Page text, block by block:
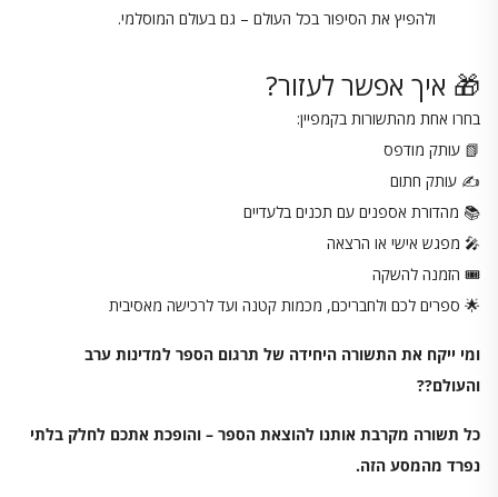
ולהפיץ את הסיפור בכל העולם – גם בעולם המוסלמי.
🎁 איך אפשר לעזור?
בחרו אחת מהתשורות בקמפיין:
📗 עותק מודפס
✍️ עותק חתום
📚 מהדורת אספנים עם תכנים בלעדיים
🎤 מפגש אישי או הרצאה
🎟️ הזמנה להשקה
🌟 ספרים לכם ולחבריכם, מכמות קטנה ועד לרכישה מאסיבית
ומי ייקח את התשורה היחידה של תרגום הספר למדינות ערב
והעולם??
כל תשורה מקרבת אותנו להוצאת הספר – והופכת אתכם לחלק בלתי
נפרד מהמסע הזה.